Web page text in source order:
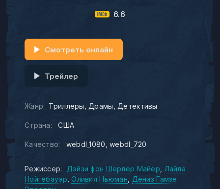
6.6
Жанр: Триллеры Драмы Детективы
Страна: США
Качество: webdl_1080 webdl_720
Смотреть онлайн
Трейлер
Режиссер: Дэйзи фон Шерлер Майер
Лайла
Нойгебауэр Оливия Ньюман
Дениз Гамзе